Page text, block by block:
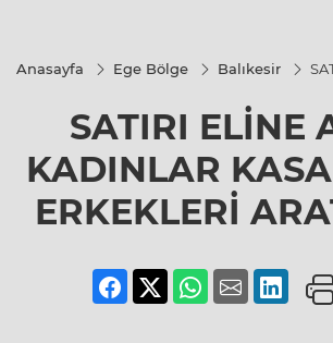
Anasayfa Ege Bölge Balıkesir
SATIRI ELİNE
KADINLAR
ERKEKLERİ